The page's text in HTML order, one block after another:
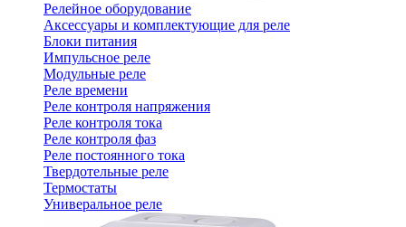
Релейное оборудование
Аксессуары и комплектующие для реле
Блоки питания
Импульсное реле
Модульные реле
Реле времени
Реле контроля напряжения
Реле контроля тока
Реле контроля фаз
Реле постоянного тока
Твердотельные реле
Термостаты
Универальное реле